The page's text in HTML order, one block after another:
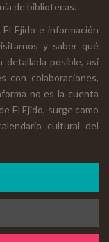
de bibliotecas.
Ejido e información
y saber qué
detallada posible, así
con colaboraciones,
no es la cuenta
El Ejido, surge como
cultural del